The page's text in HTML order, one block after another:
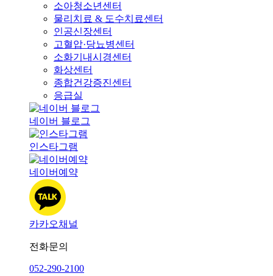
소아청소년센터
물리치료 & 도수치료센터
인공신장센터
고혈압·당뇨병센터
소화기내시경센터
화상센터
종합건강증진센터
응급실
네이버 블로그
인스타그램
네이버예약
카카오채널
전화문의
052-290-2100